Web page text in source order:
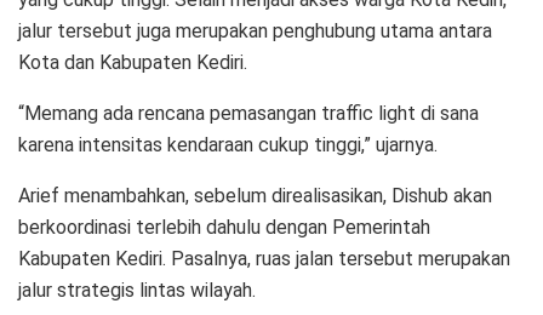
jalur tersebut juga merupakan penghubung utama antara
Kota dan Kabupaten Kediri.
“Memang ada rencana pemasangan traffic light di sana
karena intensitas kendaraan cukup tinggi,” ujarnya.
Arief menambahkan, sebelum direalisasikan, Dishub akan
berkoordinasi terlebih dahulu dengan Pemerintah
Kabupaten Kediri. Pasalnya, ruas jalan tersebut merupakan
jalur strategis lintas wilayah.